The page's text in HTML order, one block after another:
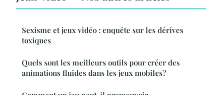
Sexisme et jeux vidéo : enquête sur les dérives
toxiques
Quels sont les meilleurs outils pour créer des
animations fluides dans les jeux mobiles?